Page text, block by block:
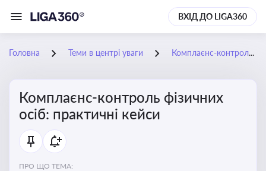
ВХІД ДО LIGA360
Головна Теми в центрі уваги Комплаєнс-контроль фізичних осіб: практичні кейси
Комплаєнс-контроль фізичних
осіб: практичні кейси
ПРО ЩО ТЕМА: